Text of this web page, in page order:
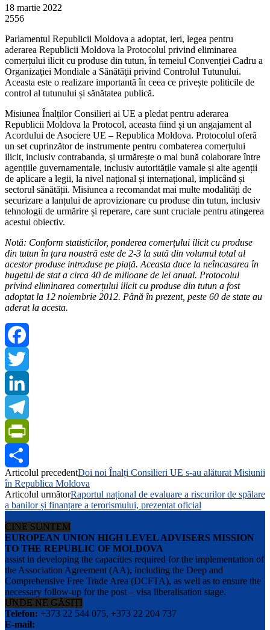
18 martie 2022
2556
Parlamentul Republicii Moldova a adoptat, ieri, legea pentru
aderarea Republicii Moldova la Protocolul privind eliminarea
comerțului ilicit cu produse din tutun, în temeiul Convenţiei Cadru a
Organizaţiei Mondiale a Sănătăţii privind Controlul Tutunului.
Aceasta este o realizare importantă în ceea ce privește politicile de
control al tutunului și sănătatea publică.
Misiunea Înalților Consilieri ai UE a pledat pentru aderarea
Republicii Moldova la Protocol, aceasta fiind și un angajament al
Acordului de Asociere UE – Republica Moldova. Protocolul oferă
un set cuprinzător de instrumente pentru combaterea comerțului
ilicit, inclusiv contrabanda, și urmărește o mai bună colaborare între
agențiile guvernamentale, inclusiv autoritățile vamale și alte agenții
de aplicare a legii, la nivel național și internațional, implicând și
sectorul sănătății. Misiunea a recomandat mai multe modalități de
securizare a lanțului de aprovizionare cu produse din tutun, inclusiv
tehnologii de urmărire și reperare, care sunt cruciale pentru atingerea
acestui obiectiv.
Notă: Conform statisticilor, ponderea comerțului ilicit cu produse
din tutun în țara noastră este de 2-3 la sută din volumul total al
acestor produse introduse pe piață. Aceasta duce la neîncasarea în
bugetul de stat a circa 40 de milioane de lei anual. Protocolul
privind eliminarea comerțului ilicit cu produse din tutun a fost
adoptat la 12 noiembrie 2012. Până în prezent, peste 60 de state au
aderat la acesta.
Facebook
Twitter
LinkedIn
Telegram
PrintFriendly
Share
Articolul precedentDoi noi Înalți Consilieri UE s-au alăturat Misiunii
în Republica Moldova
Articolul următorRaportul național de evaluare a riscurilor de spălare
a banilor și finanțare a terorismului, prezentat oficial
CINE SUNTEM
EUROPEAN UNION HIGH LEVEL ADVISERS MISSION
TO THE REPUBLIC OF MOLDOVA
assist in developing the capacities required for the implementation of
the Association Agreement (AA), including the Deep and
Comprehensive Free Trade Area (DCFTA), as well as to ensure the
necessary follow-up for the post – visa liberalisation stage.
UNDE NE GĂSIȚI
Telefon: +373 22 544 075, +373 22 204 737
E-mail: